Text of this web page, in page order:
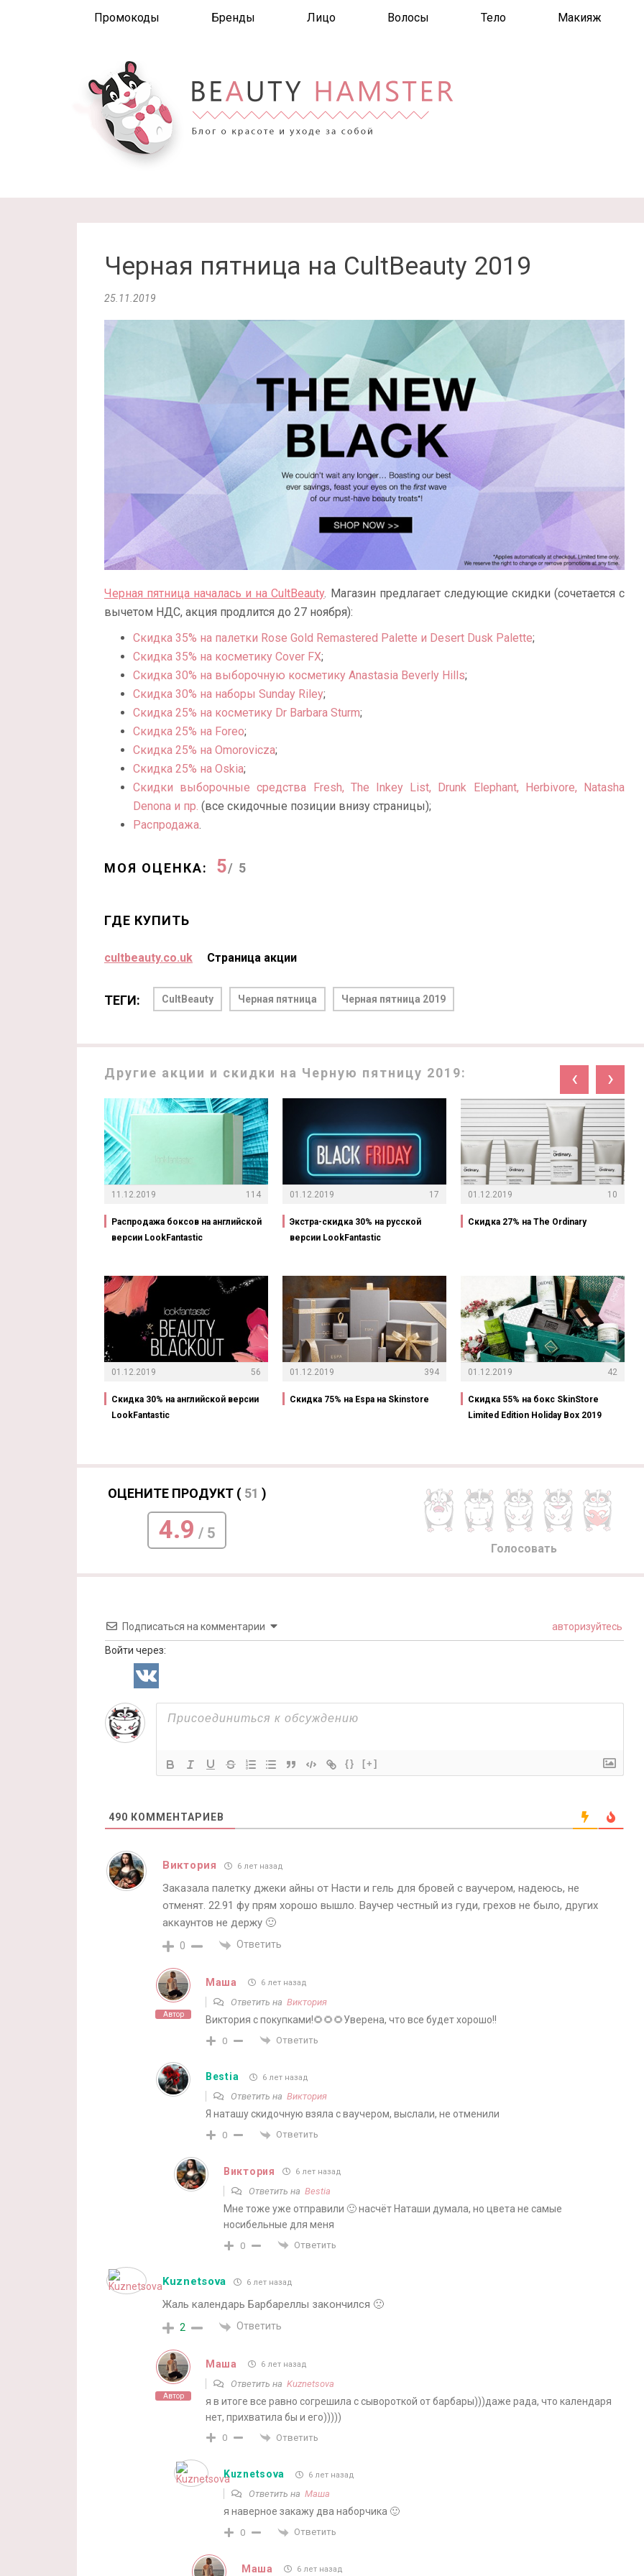
Промокоды Бренды Лицо Волосы Тело Макияж
Черная пятница на CultBeauty 2019
25.11.2019
Черная пятница началась и на CultBeauty. Магазин предлагает следующие скидки (сочетается с
вычетом НДС, акция продлится до 27 ноября):
Скидка 35% на палетки Rose Gold Remastered Palette и Desert Dusk Palette;
Скидка 35% на косметику Cover FX;
Скидка 30% на выборочную косметику Anastasia Beverly Hills;
Скидка 30% на наборы Sunday Riley;
Скидка 25% на косметику Dr Barbara Sturm;
Скидка 25% на Foreo;
Скидка 25% на Omorovicza;
Скидка 25% на Oskia;
Скидки выборочные средства Fresh, The Inkey List, Drunk Elephant, Herbivore, Natasha
Denona и пр. (все скидочные позиции внизу страницы);
Распродажа.
МОЯ ОЦЕНКА: 5/ 5
ГДЕ КУПИТЬ
cultbeauty.co.uk Страница акции
ТЕГИ: CultBeauty Черная пятница Черная пятница 2019
Другие акции и скидки на Черную пятницу 2019: ‹ ›
11.12.2019 114
Распродажа боксов на английской
версии LookFantastic
01.12.2019 56
Скидка 30% на английской версии
LookFantastic
01.12.2019 17
Экстра-скидка 30% на русской
версии LookFantastic
01.12.2019 394
Скидка 75% на Espa на Skinstore
01.12.2019 10
Скидка 27% на The Ordinary
01.12.2019 42
Скидка 55% на бокс SkinStore
Limited Edition Holiday Box 2019
ОЦЕНИТЕ ПРОДУКТ ( 51 )
4.9 / 5
Голосовать
Подписаться на комментарии авторизуйтесь
Войти через:
{} [+]
490 КОММЕНТАРИЕВ
Виктория 6 лет назад
Заказала палетку джеки айны от Насти и гель для бровей с ваучером, надеюсь, не
отменят. 22.91 фу прям хорошо вышло. Ваучер честный из гуди, грехов не было, других
аккаунтов не держу 🙂
0 Ответить
Автор
Маша 6 лет назад
Ответить на Виктория
Виктория с покупками!🌻🌻🌻Уверена, что все будет хорошо!!
0 Ответить
Bestia 6 лет назад
Ответить на Виктория
Я наташу скидочную взяла с ваучером, выслали, не отменили
0 Ответить
Виктория 6 лет назад
Ответить на Bestia
Мне тоже уже отправили 🙂 насчёт Наташи думала, но цвета не самые
носибельные для меня
0 Ответить
Kuznetsova 6 лет назад
Жаль календарь Барбареллы закончился 🙁
2 Ответить
Автор
Маша 6 лет назад
Ответить на Kuznetsova
я в итоге все равно согрешила с сывороткой от барбары)))даже рада, что календаря
нет, прихватила бы и его)))))
0 Ответить
Kuznetsova 6 лет назад
Ответить на Маша
я наверное закажу два наборчика 🙂
0 Ответить
Маша 6 лет назад